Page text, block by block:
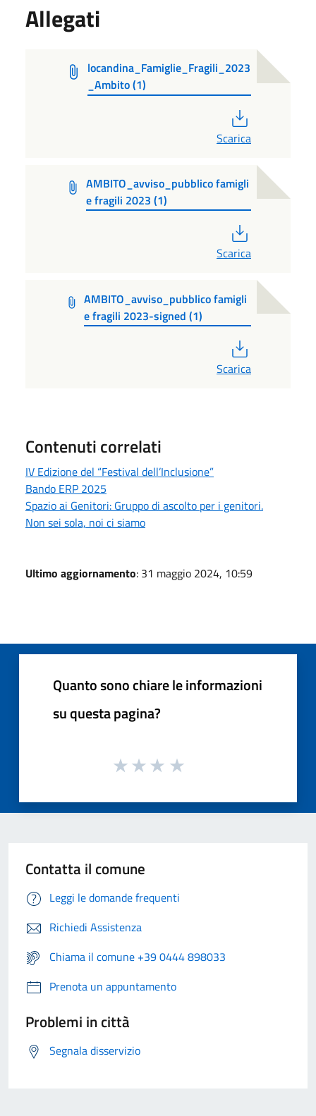
Allegati
locandina_Famiglie_Fragili_2023
_Ambito (1)
Scarica
AMBITO_avviso_pubblico famigli
e fragili 2023 (1)
Scarica
AMBITO_avviso_pubblico famigli
e fragili 2023-signed (1)
Scarica
Contenuti correlati
IV Edizione del “Festival dell’Inclusione”
Bando ERP 2025
Spazio ai Genitori: Gruppo di ascolto per i genitori.
Non sei sola, noi ci siamo
Ultimo aggiornamento: 31 maggio 2024, 10:59
Quanto sono chiare le informazioni
su questa pagina?
Contatta il comune
Leggi le domande frequenti
Richiedi Assistenza
Chiama il comune +39 0444 898033
Prenota un appuntamento
Problemi in città
Segnala disservizio